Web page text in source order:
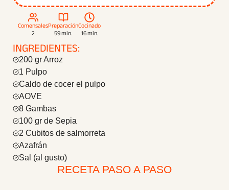
Comensales
2
Preparación
59 min.
Cocinado
16 min.
INGREDIENTES:
200 gr Arroz
1 Pulpo
Caldo de cocer el pulpo
AOVE
8 Gambas
100 gr de Sepia
2 Cubitos de salmorreta
Azafrán
Sal (al gusto)
RECETA PASO A PASO